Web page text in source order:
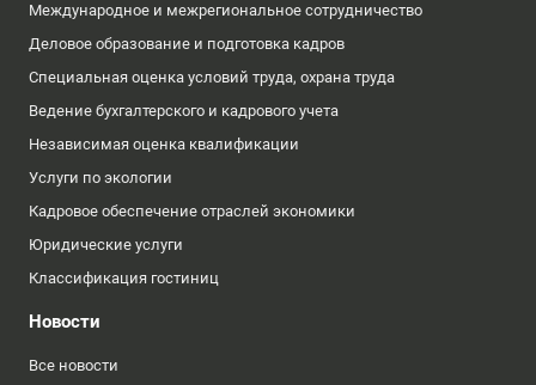
Международное и межрегиональное сотрудничество
Деловое образование и подготовка кадров
Специальная оценка условий труда, охрана труда
Ведение бухгалтерского и кадрового учета
Независимая оценка квалификации
Услуги по экологии
Кадровое обеспечение отраслей экономики
Юридические услуги
Классификация гостиниц
Новости
Все новости